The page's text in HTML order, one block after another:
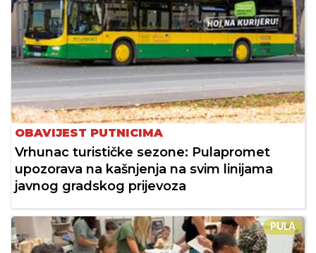
OBAVIJEST PUTNICIMA
Vrhunac turističke sezone: Pulapromet
upozorava na kašnjenja na svim linijama
javnog gradskog prijevoza
PULA